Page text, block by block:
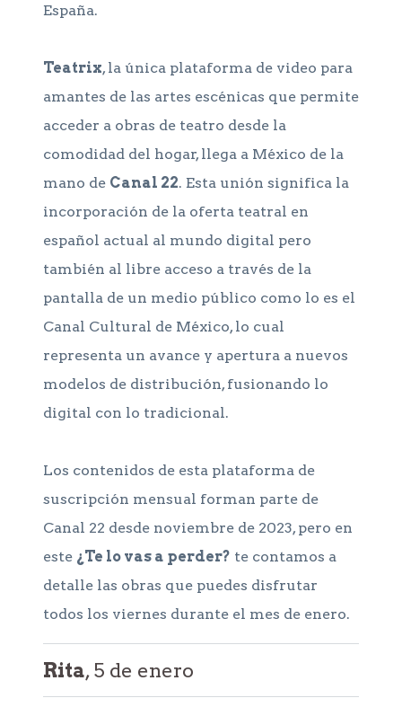
España.
Teatrix, la única plataforma de video para
amantes de las artes escénicas que permite
acceder a obras de teatro desde la
comodidad del hogar, llega a México de la
mano de Canal 22. Esta unión significa la
incorporación de la oferta teatral en
español actual al mundo digital pero
también al libre acceso a través de la
pantalla de un medio público como lo es el
Canal Cultural de México, lo cual
representa un avance y apertura a nuevos
modelos de distribución, fusionando lo
digital con lo tradicional.
Los contenidos de esta plataforma de
suscripción mensual forman parte de
Canal 22 desde noviembre de 2023, pero en
este ¿Te lo vas a perder? te contamos a
detalle las obras que puedes disfrutar
todos los viernes durante el mes de enero.
Rita, 5 de enero